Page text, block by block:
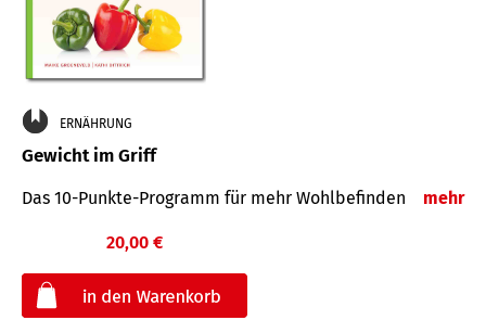
ERNÄHRUNG
Gewicht im Griff
Das 10-Punkte-Programm für mehr Wohlbefinden mehr
20,00 €